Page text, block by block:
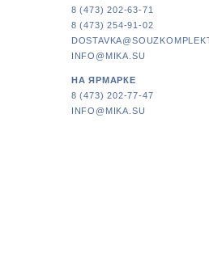
8 (473) 202-63-71
8 (473) 254-91-02
INFO@MIKA.SU
НА ЯРМАРКЕ
8 (473) 202-77-47
INFO@MIKA.SU